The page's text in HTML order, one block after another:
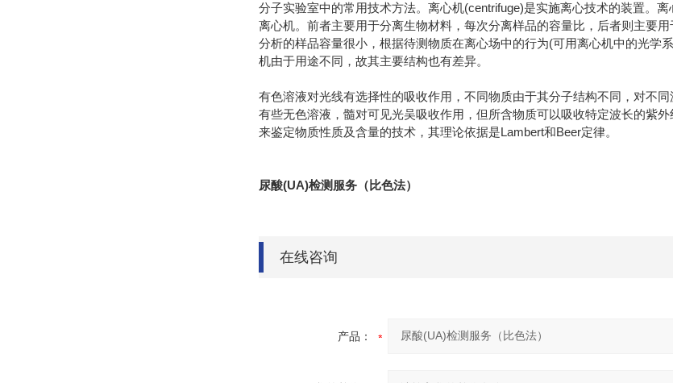
分子实验室中的常用技术方法。离心机(centrifuge)是实施离心技术的装置。
离心机。前者主要用于分离生物材料，每次分离样品的容量比，后者则主要
分析的样品容量很小，根据待测物质在离心场中的行为(可用离心机中的光
机由于用途不同，故其主要结构也有差异。
有色溶液对光线有选择性的吸收作用，不同物质由于其分子结构不同，对不
有些无色溶液，髓对可见光吴吸收作用，但所含物质可以吸收特定波长的紫
来鉴定物质性质及含量的技术，其理论依据是Lambert和Beer定律。
尿酸(UA)检测服务（比色法）
在线咨询
产品：